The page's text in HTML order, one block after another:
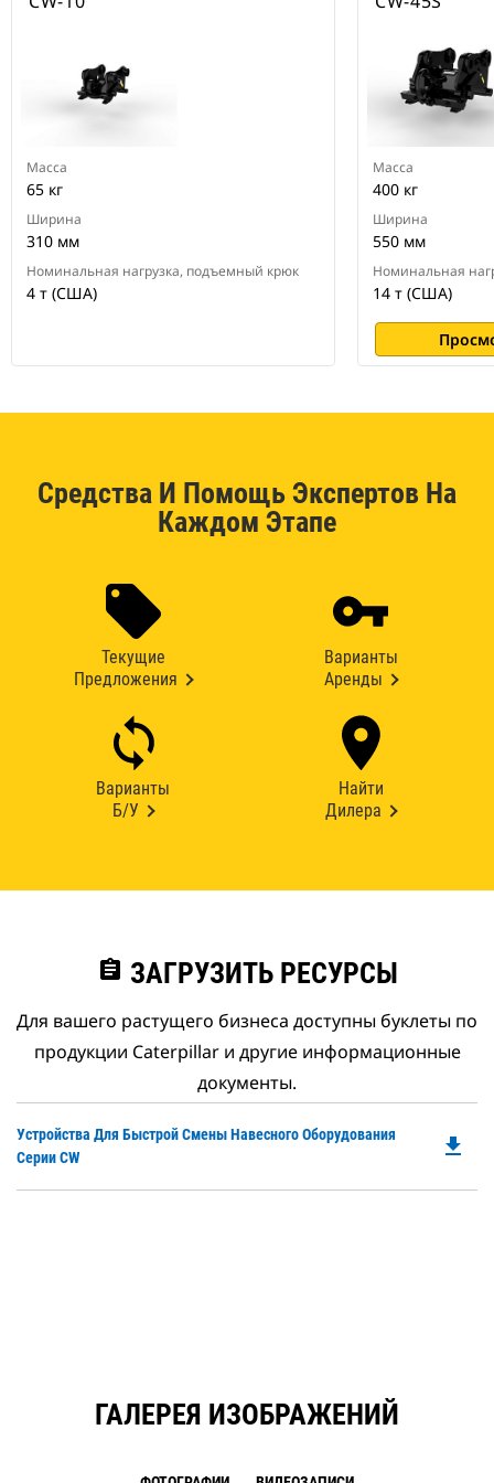
Масса
65 кг
Ширина
310 мм
Номинальная нагрузка, подъемный крюк
4 т (США)
Масса
400 кг
Ширина
550 мм
Номинальная
14 т (США)
Средства И Помощь Экспертов На
Каждом Этапе
Текущие
Предложения
Варианты
Аренды
Варианты
Б/У
Найти
Дилера
assignment ЗАГРУЗИТЬ РЕСУРСЫ
Для вашего растущего бизнеса доступны буклеты по
продукции Caterpillar и другие информационные
документы.
Устройства Для Быстрой Смены Навесного Оборудования
Серии CW
file_download
ГАЛЕРЕЯ ИЗОБРАЖЕНИЙ